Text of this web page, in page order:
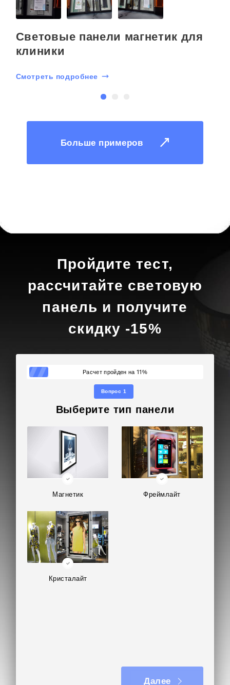
Световые панели магнетик для
клиники
Смотреть подробнее
Больше примеров
Пройдите тест,
рассчитайте световую
панель и получите
скидку -15%
Расчет пройден на 11%
Вопрос 1
Выберите тип панели
Магнетик Фреймлайт
Кристалайт
Далее